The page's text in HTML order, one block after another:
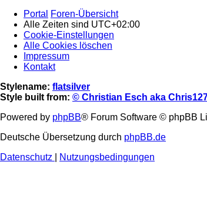
Portal Foren-Übersicht
Alle Zeiten sind UTC+02:00
Cookie-Einstellungen
Alle Cookies löschen
Impressum
Kontakt
Stylename: flatsilver
Style built from: © Christian Esch aka
Powered by phpBB® Forum Software © phpBB
Deutsche Übersetzung durch phpBB.de
Datenschutz
Nutzungsbedingungen